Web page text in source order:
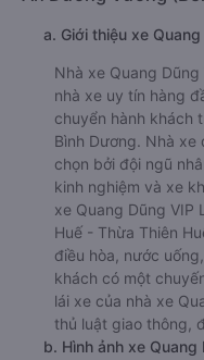
a. Giới thiệu xe
Nhà xe Quang
nhà xe uy tín hàng
chuyển hành khách
Bình Dương. Nhà
chọn bởi đội ngũ
kinh nghiệm và xe
xe Quang Dũng VIP
Huế - Thừa Thiên
điều hòa, nước
khách có một
lái xe của nhà xe
thủ luật giao thông,
b. Hình ảnh xe Quang